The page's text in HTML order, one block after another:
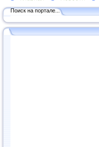
Поиск на портале...